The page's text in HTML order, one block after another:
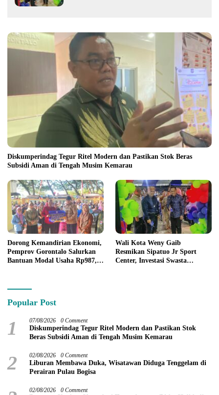
Diskumperindag Tegur Ritel Modern dan Pastikan Stok Beras
Subsidi Aman di Tengah Musim Kemarau
Dorong Kemandirian Ekonomi,
Pemprov Gorontalo Salurkan
Bantuan Modal Usaha Rp987,5
Wali Kota Weny Gaib
Resmikan Sipatuo Jr Sport
Center, Investasi Swasta
Popular Post
1 07/08/2026 0 Comment
Diskumperindag Tegur Ritel Modern dan Pastikan Stok
Beras Subsidi Aman di Tengah Musim Kemarau
2 02/08/2026 0 Comment
Liburan Membawa Duka, Wisatawan Diduga Tenggelam di
Perairan Pulau Bogisa
02/08/2026 0 Comment